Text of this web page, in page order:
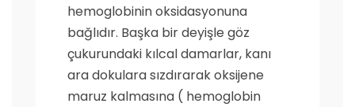
hemoglobinin oksidasyonuna
bağlıdır. Başka bir deyişle göz
çukurundaki kılcal damarlar, kanı
ara dokulara sızdırarak oksijene
maruz kalmasına ( hemoglobin